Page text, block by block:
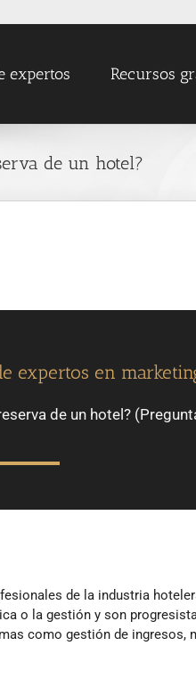
expertos Recursos
de un hotel?
expertos en
de un hotel?
de la industria
o la gestión y son
como gestión de ingresos,